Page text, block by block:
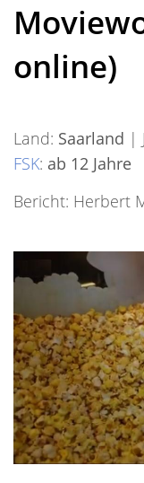
online)
Land: Saarland |
FSK: ab 12 Jahre
Bericht: Herbert